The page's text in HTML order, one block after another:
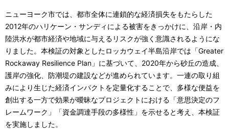
ニューヨーク市では、都市全体に連鎖的な経済損失をもたらした
2012年のハリケーン・サンディによる被害をきっかけに、沿岸・内
陸洪水が都市経済や地域に与えるリスクが強く意識されるようにな
りました。本検証の対象としたロッカウェイ半島沿岸では「Greater
Rockaway Resilience Plan」に基づいて、2020年から砂丘の造成、
護岸の強化、防潮堤の建設などが進められています。一連の取り組
みにより生じた経済インパクトを定量化することで、多様な便益を
創出する一方で効果が曖昧なプロジェクトにおける「意思決定のフ
レームワーク」「資金調達手段の多様性」を示せると考え、本検証
を実施しました。